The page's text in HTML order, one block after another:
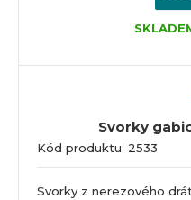
Svorky
Kód produktu: 2533
Svorky z nerezového